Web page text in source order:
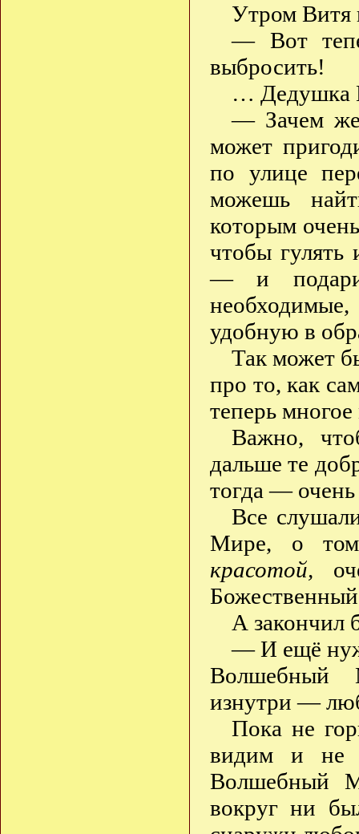
Утром Витя
— Вот
выбросить!
… Дедушка
— Зачем
может
по улице
можешь
которым
чтобы
— и
удобную в
Так может
про то, как
теперь
Важно,
дальше те
тогда —
Все
Мире, о
красотой,
А закончил
— И ещё
Волшебный
изнутри —
Пока не
видим и не
Волшебный
вокруг ни